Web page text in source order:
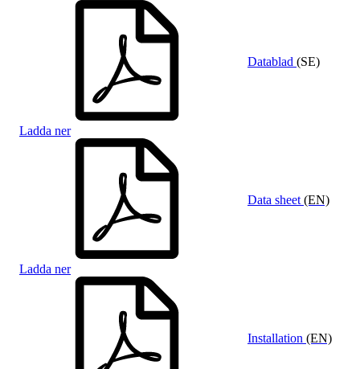
Datablad (SE)
Ladda ner
Data sheet (EN)
Ladda ner
Installation (EN)